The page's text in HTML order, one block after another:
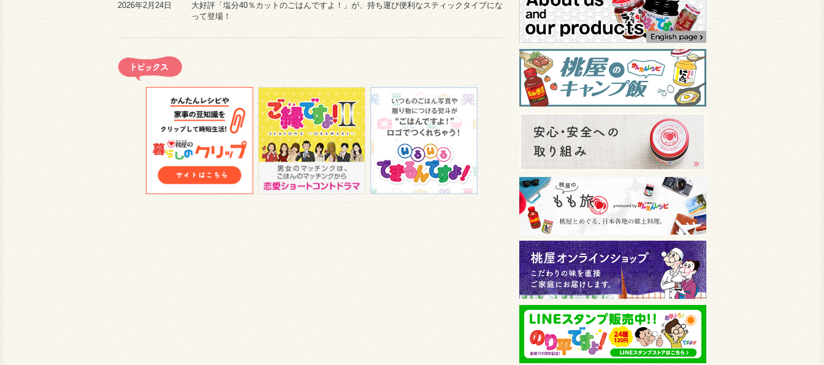
2026年2月24日
大好評「塩分40％カットのごはんですよ！」が、持ち運び便利なスティックタイプにな
って登場！